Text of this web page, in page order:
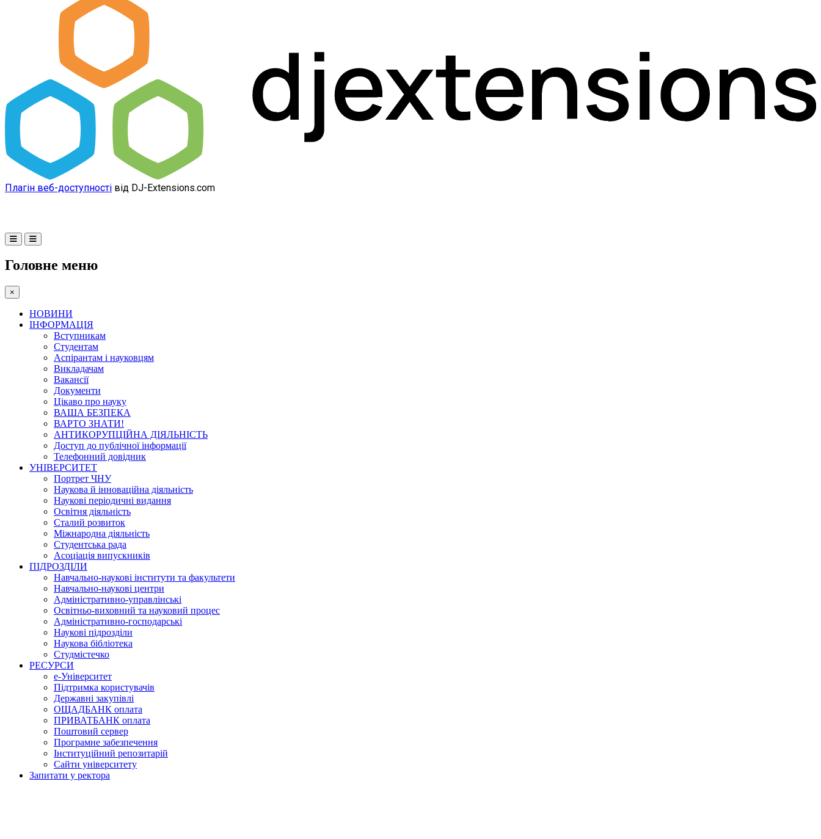
Плагін веб-доступності від DJ-Extensions.com
Головне меню
×
НОВИНИ
ІНФОРМАЦІЯ
Вступникам
Студентам
Аспірантам і науковцям
Викладачам
Вакансії
Документи
Цікаво про науку
ВАША БЕЗПЕКА
ВАРТО ЗНАТИ!
АНТИКОРУПЦІЙНА ДІЯЛЬНІСТЬ
Доступ до публічної інформації
Телефонний довідник
УНІВЕРСИТЕТ
Портрет ЧНУ
Наукова й інноваційна діяльність
Наукові періодичні видання
Освітня діяльність
Сталий розвиток
Міжнародна діяльність
Студентська рада
Асоціація випускників
ПІДРОЗДІЛИ
Навчально-наукові інститути та факультети
Навчально-наукові центри
Адміністративно-управлінські
Освітньо-виховний та науковий процес
Адміністративно-господарські
Наукові підрозділи
Наукова бібліотека
Студмістечко
РЕСУРСИ
е-Університет
Підтримка користувачів
Державні закупівлі
ОЩАДБАНК оплата
ПРИВАТБАНК оплата
Поштовий сервер
Програмне забезпечення
Інституційний репозитарій
Сайти університету
Запитати у ректора